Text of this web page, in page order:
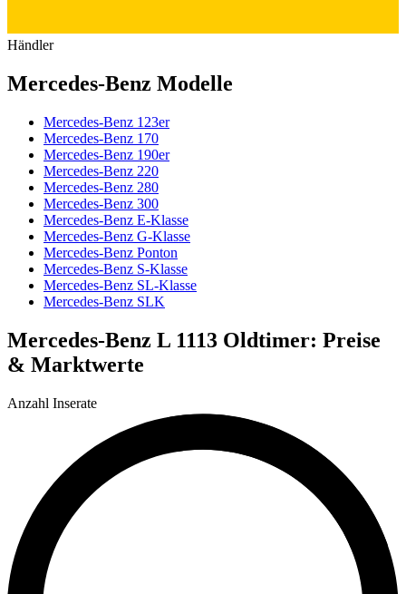
Händler
Mercedes-Benz Modelle
Mercedes-Benz 123er
Mercedes-Benz 170
Mercedes-Benz 190er
Mercedes-Benz 220
Mercedes-Benz 280
Mercedes-Benz 300
Mercedes-Benz E-Klasse
Mercedes-Benz G-Klasse
Mercedes-Benz Ponton
Mercedes-Benz S-Klasse
Mercedes-Benz SL-Klasse
Mercedes-Benz SLK
Mercedes-Benz L 1113 Oldtimer: Preise
& Marktwerte
Anzahl Inserate